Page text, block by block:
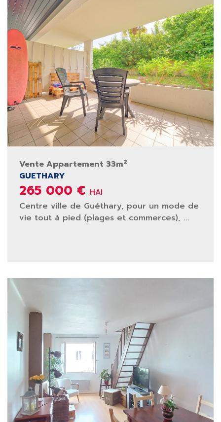
Vente Appartement 33m2
GUETHARY
265 000 € HAI
Centre ville de Guéthary, pour un mode de
vie tout à pied (plages et commerces), ...